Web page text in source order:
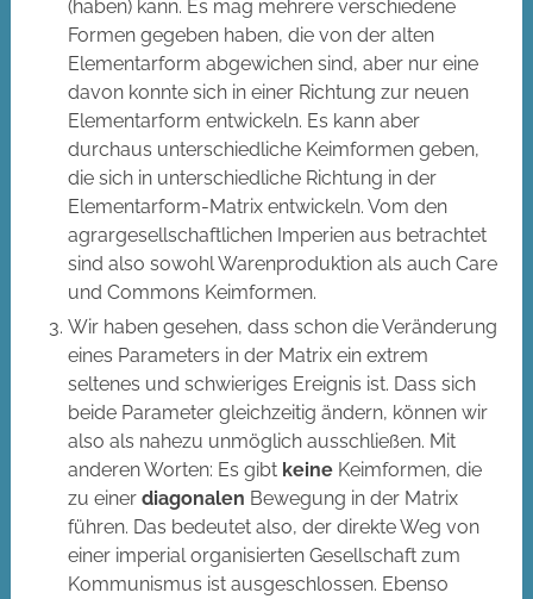
(haben) kann. Es mag mehrere verschiedene
Formen gegeben haben, die von der alten
Elementarform abgewichen sind, aber nur eine
davon konnte sich in einer Richtung zur neuen
Elementarform entwickeln. Es kann aber
durchaus unterschiedliche Keimformen geben,
die sich in unterschiedliche Richtung in der
Elementarform-Matrix entwickeln. Vom den
agrargesellschaftlichen Imperien aus betrachtet
sind also sowohl Warenproduktion als auch Care
und Commons Keimformen.
Wir haben gesehen, dass schon die Veränderung
eines Parameters in der Matrix ein extrem
seltenes und schwieriges Ereignis ist. Dass sich
beide Parameter gleichzeitig ändern, können wir
also als nahezu unmöglich ausschließen. Mit
anderen Worten: Es gibt keineKeimformen, die
zu einer diagonalen Bewegung in der Matrix
führen. Das bedeutet also, der direkte Weg von
einer imperial organisierten Gesellschaft zum
Kommunismus ist ausgeschlossen. Ebenso